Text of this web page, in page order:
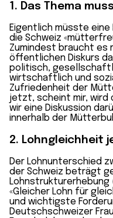
1. Das Thema
Eigentlich müsste
die Schweiz
Zumindest braucht es
öffentlichen Diskurs
politisch,
wirtschaftlich und
Zufriedenheit der
jetzt, scheint mir, wird
wir eine Diskussion
innerhalb der
2. Lohngleichheit
Der Lohnunterschied
der Schweiz beträgt
Lohnstrukturerhebung
«Gleicher Lohn für
und wichtigste
Deutschschweizer